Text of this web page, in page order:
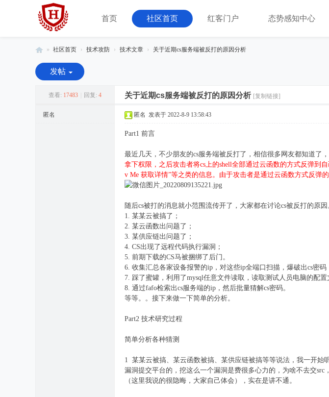
首页 社区首页 红客门户 态势感知中心
红
客
» 社区首页 › 技术攻防 › 技术文章 › 关于近期cs服务端被反打的原因分析
发帖
查看: 17483 回复: 4 关于近期cs服务端被反打的原因分析 [复制链接]
匿名 匿名 发表于 2022-8-9 13:58:43
Part1 前言
最近几天，不少朋友的cs服务端被反打了，相信很多网友都知道了
拿下权限，之后攻击者将cs上的shell全部通过云函数的方式反弹到
v Me 获取详情”等之类的信息。由于攻击者是通过云函数方式反弹
随后cs被打的消息就小范围流传开了，大家都在讨论cs被反打的原
1. 某某云被搞了；
2. 某云函数出问题了；
3. 某供应链出问题了；
4. CS出现了远程代码执行漏洞；
5. 前期下载的CS马被捆绑了后门。
6. 收集汇总各家设备报警的ip，对这些ip全端口扫描，爆破出cs密码
7. 踩了蜜罐，利用了mysql任意文件读取，读取测试人员电脑的配置
8. 通过fafo检索出cs服务端的ip，然后批量猜解cs密码。
等等。。接下来做一下简单的分析。
Part2 技术研究过程
简单分析各种猜测
1 某某云被搞、某云函数被搞、某供应链被搞等等说法，我一开始
漏洞提交平台的，挖这么一个漏洞是费很多心力的，为啥不去交
（这里我说的很隐晦，大家自己体会），实在是讲不通。